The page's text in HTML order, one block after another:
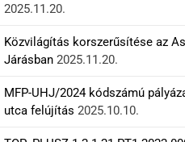
2025.11.20.
Közvilágítás korszerűsítése az
Járásban 2025.11.20.
MFP-UHJ/2024 kódszámú
utca felújítás 2025.10.10.